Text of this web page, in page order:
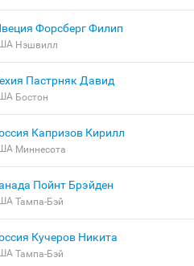
Форсберг Филип
Нэшвилл
Пастрняк Давид
Бостон
Капризов Кирилл
Миннесота
Пойнт Брэйден
Тампа-Бэй
Кучеров Никита
Тампа-Бэй